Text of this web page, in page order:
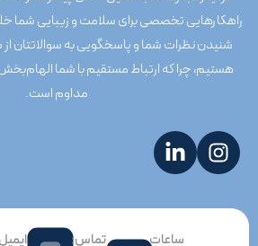
راهکارهایی تخصصی برای سلامت و زیبایی شما
شنیدن نظرات شما و پاسخگویی به سوالاتتان از
هستیم، چرا که ارتباط مستقیم با شما
مداوم است.
تماس:
ساعات